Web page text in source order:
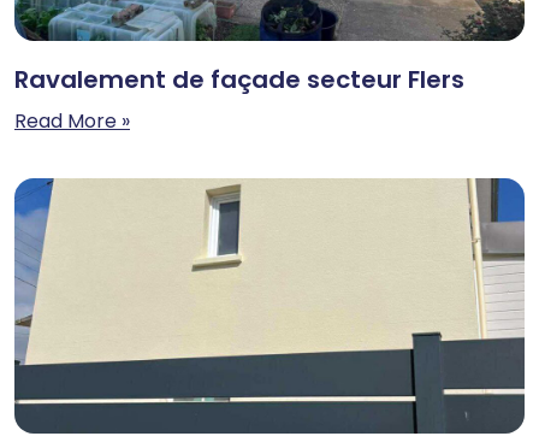
Ravalement de façade secteur Flers
Read More »